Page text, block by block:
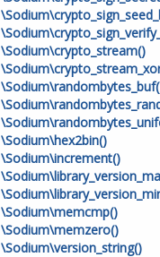
\Sodium\crypto_stream()
\Sodium\hex2bin()
\Sodium\increment()
\Sodium\memcmp()
\Sodium\memzero()
\Sodium\version_string()